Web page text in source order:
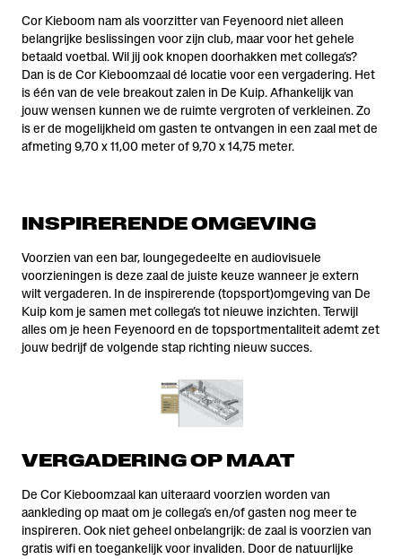
Cor Kieboom nam als voorzitter van Feyenoord niet alleen
belangrijke beslissingen voor zijn club, maar voor het gehele
betaald voetbal. Wil jij ook knopen doorhakken met collega’s?
Dan is de Cor Kieboomzaal dé locatie voor een vergadering. Het
is één van de vele breakout zalen in De Kuip. Afhankelijk van
jouw wensen kunnen we de ruimte vergroten of verkleinen. Zo
is er de mogelijkheid om gasten te ontvangen in een zaal met de
afmeting 9,70 x 11,00 meter of 9,70 x 14,75 meter.
INSPIRERENDE OMGEVING
Voorzien van een bar, loungegedeelte en audiovisuele
voorzieningen is deze zaal de juiste keuze wanneer je extern
wilt vergaderen. In de inspirerende (topsport)omgeving van De
Kuip kom je samen met collega’s tot nieuwe inzichten. Terwijl
alles om je heen Feyenoord en de topsportmentaliteit ademt zet
jouw bedrijf de volgende stap richting nieuw succes.
VERGADERING OP MAAT
De Cor Kieboomzaal kan uiteraard voorzien worden van
aankleding op maat om je collega’s en/of gasten nog meer te
inspireren. Ook niet geheel onbelangrijk: de zaal is voorzien van
gratis wifi en toegankelijk voor invaliden. Door de natuurlijke